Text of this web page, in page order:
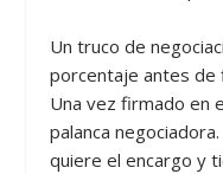
Un truco de
porcentaje antes de
Una vez firmado en
palanca
quiere el encargo y